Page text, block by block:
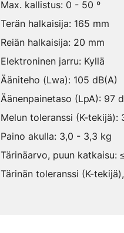
Max. kallistus: 0 - 50 º
Terän halkaisija: 165 mm
Reiän halkaisija: 20 mm
Elektroninen jarru: Kyllä
Ääniteho (Lwa): 105 dB(A)
Äänenpainetaso (LpA): 97
Melun toleranssi (K-tekijä):
Paino akulla: 3,0 - 3,3 kg
Tärinäarvo, puun katkaisu:
Tärinän toleranssi (K-